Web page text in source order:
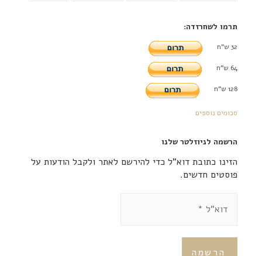
תרמו לשחרזדה:
32 ש"ח
64 ש"ח
128 ש"ח
סכומים נוספים
הרשמה לניוזלטר שלנו
הזינו כתובת דוא"ל כדי להירשם לאתר ולקבל הודעות על
פוסטים חדשים.